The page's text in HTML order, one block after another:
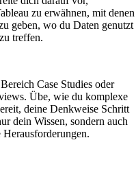
zu erwähnen, mit denen
geben, wo du Daten genutzt
treffen.
Case Studies oder
Übe, wie du komplexe
deine Denkweise Schritt
dein Wissen, sondern auch
Herausforderungen.